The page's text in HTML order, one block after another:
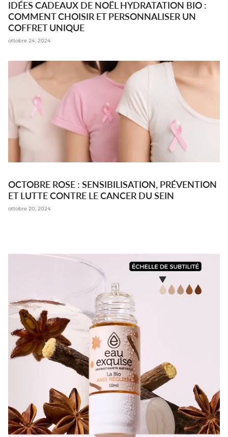
IDÉES CADEAUX DE NOËL HYDRATATION BIO :
COMMENT CHOISIR ET PERSONNALISER UN
COFFRET UNIQUE
ottobre 24, 2024
OCTOBRE ROSE : SENSIBILISATION, PRÉVENTION
ET LUTTE CONTRE LE CANCER DU SEIN
ottobre 20, 2024